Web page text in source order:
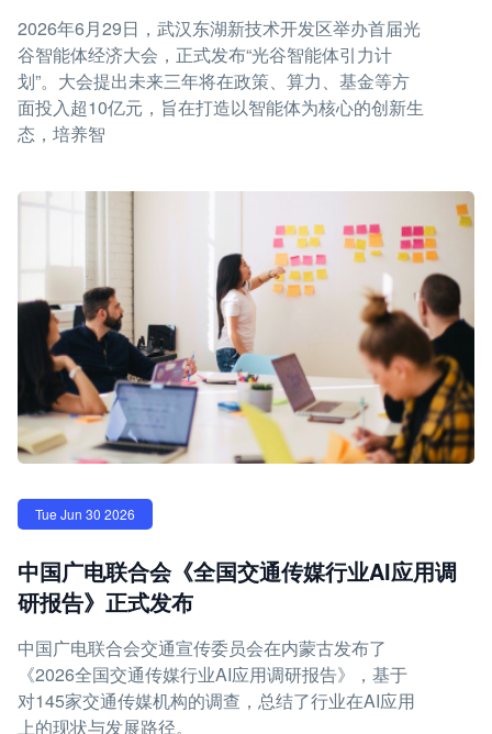
2026年6月29日，武汉东湖新技术开发区举办首届光
谷智能体经济大会，正式发布“光谷智能体引力计
划”。大会提出未来三年将在政策、算力、基金等方
面投入超10亿元，旨在打造以智能体为核心的创新生
态，培养智
Tue Jun 30 2026
中国广电联合会《全国交通传媒行业AI应用调
研报告》正式发布
中国广电联合会交通宣传委员会在内蒙古发布了
《2026全国交通传媒行业AI应用调研报告》，基于
对145家交通传媒机构的调查，总结了行业在AI应用
上的现状与发展路径。